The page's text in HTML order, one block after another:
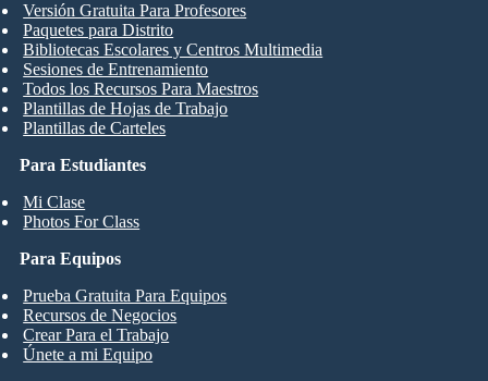
Para Estudiantes
Mi Clase
Photos For Class
Versión Gratuita Para Profesores
Paquetes para Distrito
Bibliotecas Escolares y Centros Multimedia
Sesiones de Entrenamiento
Todos los Recursos Para Maestros
Plantillas de Hojas de Trabajo
Plantillas de Carteles
Para Equipos
Prueba Gratuita Para Equipos
Recursos de Negocios
Crear Para el Trabajo
Únete a mi Equipo